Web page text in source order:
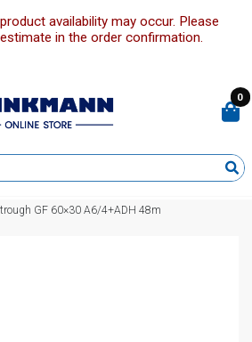
availability may occur. Please
in the order confirmation.
0
trough GF 60×30 A6/4+ADH 48m